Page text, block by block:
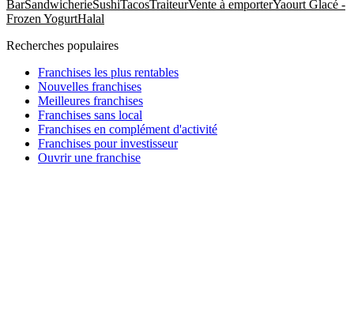
BarSandwicherieSushiTacosTraiteurVente à emporterYaourt Glacé -
Frozen YogurtHalal
Recherches populaires
Franchises les plus rentables
Nouvelles franchises
Meilleures franchises
Franchises sans local
Franchises en complément d'activité
Franchises pour investisseur
Ouvrir une franchise